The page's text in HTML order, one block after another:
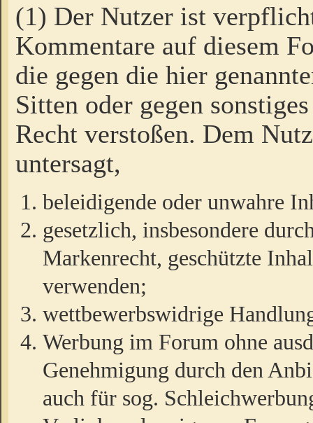
(1) Der Nutzer ist
Kommentare auf diesem
die gegen die hier
Sitten oder gegen
Recht verstoßen. Dem
untersagt,
beleidigende oder unwahre
gesetzlich, insbesondere
Markenrecht, geschützte
verwenden;
wettbewerbswidrige
Werbung im Forum ohne
Genehmigung durch den
auch für sog.